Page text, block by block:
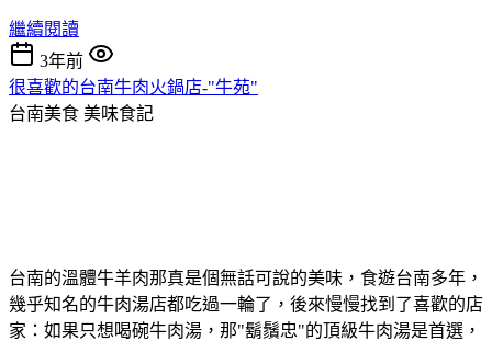
繼續閱讀
3年前
很喜歡的台南牛肉火鍋店-"牛苑"
台南美食 美味食記
台南的溫體牛羊肉那真是個無話可說的美味，食遊台南多年，
幾乎知名的牛肉湯店都吃過一輪了，後來慢慢找到了喜歡的店
家：如果只想喝碗牛肉湯，那"鬍鬚忠"的頂級牛肉湯是首選，